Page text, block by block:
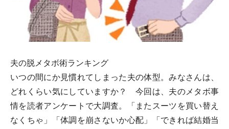
夫の脱メタボ術ランキング
いつの間にか見慣れてしまった夫の体型。みなさんは、
どれくらい気にしていますか？ 今回は、夫のメタボ事
情を読者アンケートで大調査。「またスーツを買い替え
なくちゃ」「体調を崩さないか心配」「できれば結婚当